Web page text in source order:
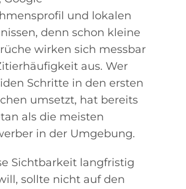
und lokalen
denn schon kleine
wirken sich messbar
aus. Wer
Schritte in den ersten
umsetzt, hat bereits
als die meisten
in der Umgebung.
Sichtbarkeit langfristig
sollte nicht auf den